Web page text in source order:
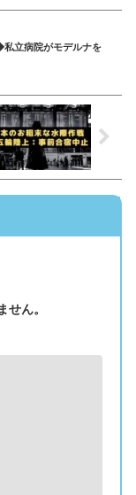
立病院がモデルナを
せん。